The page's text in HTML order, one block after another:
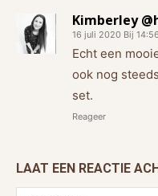
Kimberley
16 juli 2020 Bij 14:56
Echt een
ook nog
set.
Reageer
LAAT EEN REACTIE